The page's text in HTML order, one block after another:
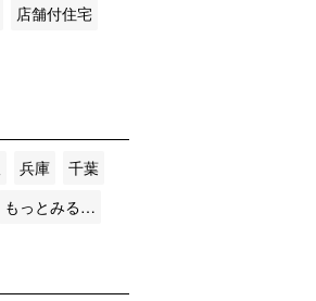
店舗付住宅
兵庫
千葉
もっとみる…